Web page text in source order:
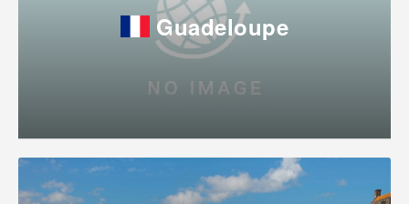
Guadeloupe